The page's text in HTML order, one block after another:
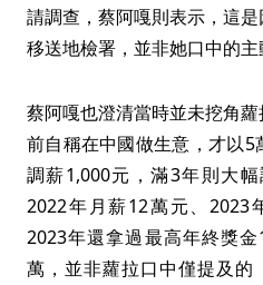
請調查，蔡阿嘎則表示，這
移送地檢署，並非她口中的主
蔡阿嘎也澄清當時並未挖角
前自稱在中國做生意，才以
調薪1,000元，滿3年則大
2022年月薪12萬元、2023
2023年還拿過最高年終獎
萬，並非蘿拉口中僅提及的